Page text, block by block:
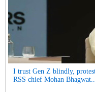
I trust Gen Z blindly,
RSS chief Mohan